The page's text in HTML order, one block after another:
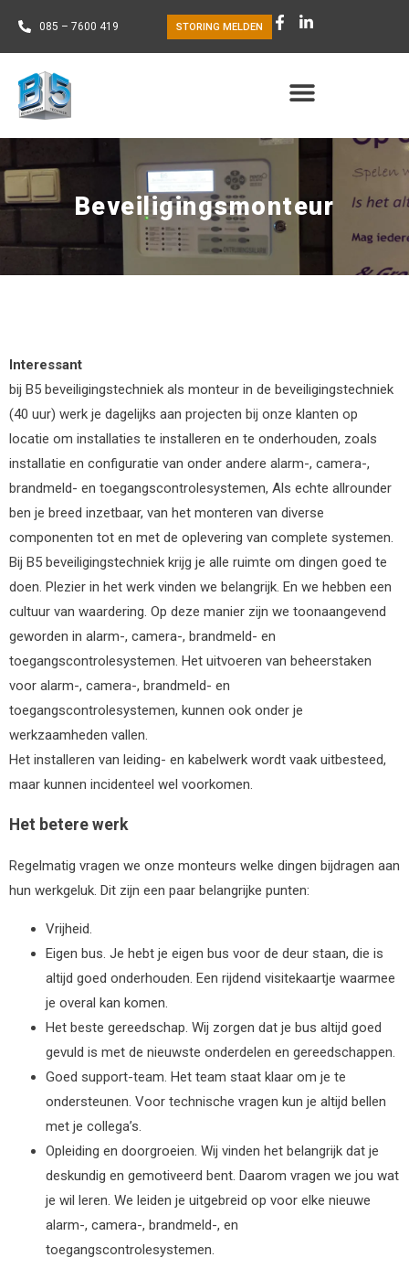
085 – 7600 419 STORING MELDEN
Beveiligingsmonteur
Interessant
bij B5 beveiligingstechniek als monteur in de beveiligingstechniek
(40 uur) werk je dagelijks aan projecten bij onze klanten op
locatie om installaties te installeren en te onderhouden, zoals
installatie en configuratie van onder andere alarm-, camera-,
brandmeld- en toegangscontrolesystemen, Als echte allrounder
ben je breed inzetbaar, van het monteren van diverse
componenten tot en met de oplevering van complete systemen.
Bij B5 beveiligingstechniek krijg je alle ruimte om dingen goed te
doen. Plezier in het werk vinden we belangrijk. En we hebben een
cultuur van waardering. Op deze manier zijn we toonaangevend
geworden in alarm-, camera-, brandmeld- en
toegangscontrolesystemen. Het uitvoeren van beheerstaken
voor alarm-, camera-, brandmeld- en
toegangscontrolesystemen, kunnen ook onder je
werkzaamheden vallen.
Het installeren van leiding- en kabelwerk wordt vaak uitbesteed,
maar kunnen incidenteel wel voorkomen.
Het betere werk
Regelmatig vragen we onze monteurs welke dingen bijdragen aan
hun werkgeluk. Dit zijn een paar belangrijke punten:
Vrijheid.
Eigen bus. Je hebt je eigen bus voor de deur staan, die is
altijd goed onderhouden. Een rijdend visitekaartje waarmee
je overal kan komen.
Het beste gereedschap. Wij zorgen dat je bus altijd goed
gevuld is met de nieuwste onderdelen en gereedschappen.
Goed support-team. Het team staat klaar om je te
ondersteunen. Voor technische vragen kun je altijd bellen
met je collega’s.
Opleiding en doorgroeien. Wij vinden het belangrijk dat je
deskundig en gemotiveerd bent. Daarom vragen we jou wat
je wil leren. We leiden je uitgebreid op voor elke nieuwe
alarm-, camera-, brandmeld-, en
toegangscontrolesystemen.